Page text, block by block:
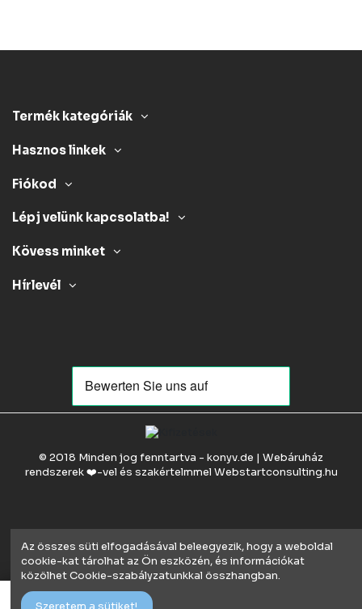
Termék kategóriák
Hasznos linkek
Fiókod
Lépj velünk kapcsolatba!
Kövess minket
Hírlevél
© 2018 Minden jog fenntartva - konyv.de | Webáruház
rendszerek ❤️-vel és szakértelmmel Webstartconsulting.hu
Az összes süti elfogadásával beleegyezik, hogy a weboldal
cookie-kat tárolhat az Ön eszközén, és információkat
közölhet Cookie-szabályzatunkkal összhangban.
Szeretem a sütiket!